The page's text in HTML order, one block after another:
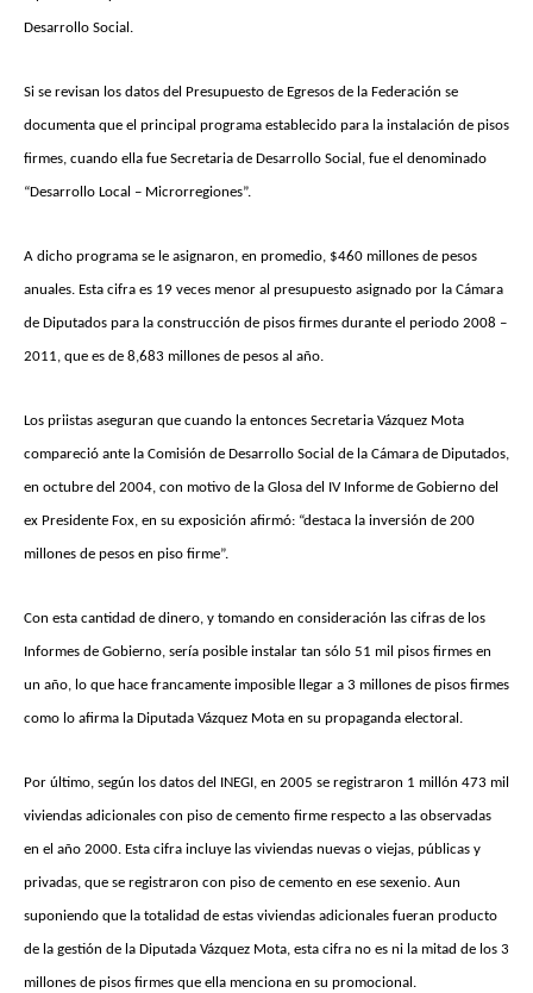
Desarrollo Social.
Si se revisan los datos del Presupuesto de Egresos de la Federación se
documenta que el principal programa establecido para la instalación de pisos
firmes, cuando ella fue Secretaria de Desarrollo Social, fue el denominado
“Desarrollo Local – Microrregiones”.
A dicho programa se le asignaron, en promedio, $460 millones de pesos
anuales. Esta cifra es 19 veces menor al presupuesto asignado por la Cámara
de Diputados para la construcción de pisos firmes durante el periodo 2008 –
2011, que es de 8,683 millones de pesos al año.
Los priistas aseguran que cuando la entonces Secretaria Vázquez Mota
compareció ante la Comisión de Desarrollo Social de la Cámara de Diputados,
en octubre del 2004, con motivo de la Glosa del IV Informe de Gobierno del
ex Presidente Fox, en su exposición afirmó: “destaca la inversión de 200
millones de pesos en piso firme”.
Con esta cantidad de dinero, y tomando en consideración las cifras de los
Informes de Gobierno, sería posible instalar tan sólo 51 mil pisos firmes en
un año, lo que hace francamente imposible llegar a 3 millones de pisos firmes
como lo afirma la Diputada Vázquez Mota en su propaganda electoral.
Por último, según los datos del INEGI, en 2005 se registraron 1 millón 473 mil
viviendas adicionales con piso de cemento firme respecto a las observadas
en el año 2000. Esta cifra incluye las viviendas nuevas o viejas, públicas y
privadas, que se registraron con piso de cemento en ese sexenio. Aun
suponiendo que la totalidad de estas viviendas adicionales fueran producto
de la gestión de la Diputada Vázquez Mota, esta cifra no es ni la mitad de los 3
millones de pisos firmes que ella menciona en su promocional.